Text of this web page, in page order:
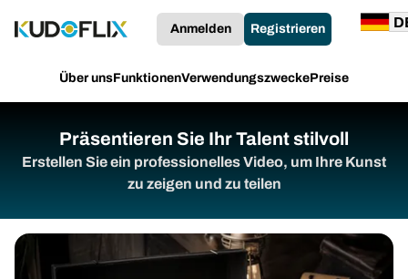
Über unsFunktionenVerwendungszweckePreise
Anmelden Registrieren
Präsentieren Sie Ihr Talent stilvoll
Erstellen Sie ein professionelles Video, um Ihre Kunst
zu zeigen und zu teilen